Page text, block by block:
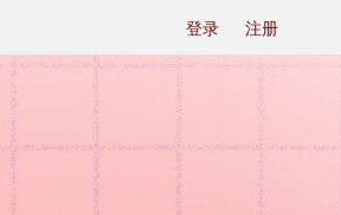
注册
登录